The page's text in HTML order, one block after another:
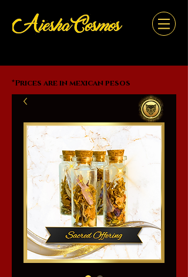
*Prices are in mexican pesos